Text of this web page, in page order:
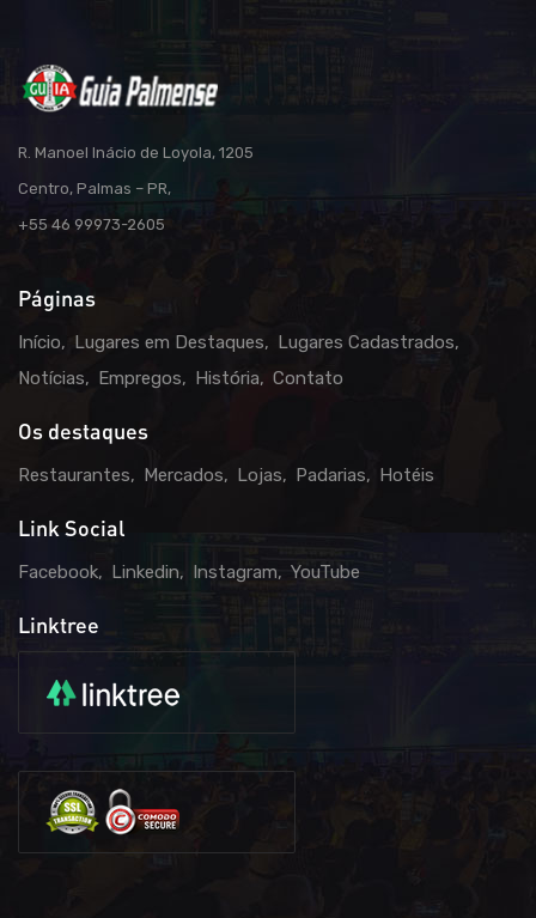
R. Manoel Inácio de Loyola, 1205
Centro, Palmas – PR,
+55 46 99973-2605
Páginas
Início Lugares em Destaques
Lugares Cadastrados
Notícias
Empregos História Contato
Os destaques
Restaurantes Mercados Lojas Padarias Hotéis
Link Social
Facebook Linkedin Instagram YouTube
Linktree